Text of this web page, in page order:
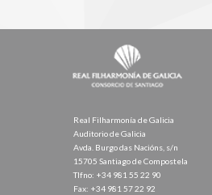
Real Filharmonía de Galicia
Auditorio de Galicia
Avda. Burgo das Nacións, s/n
15705 Santiago de Compostela
Tlfno: +34 981 55 22 90
Fax: +34 981 57 22 92